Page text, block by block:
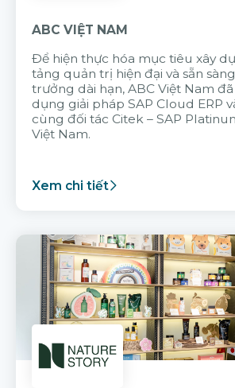
ABC VIỆT NAM
Để hiện thực hóa mục tiêu xây
tảng quản trị hiện đại và sẵn
trưởng dài hạn, ABC Việt Nam
dụng giải pháp SAP Cloud ERP
cùng đối tác Citek – SAP
Việt Nam.
Xem chi tiết